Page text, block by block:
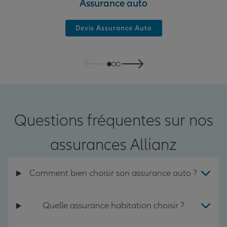
Assurance auto
Devis Assurance Auto
Questions fréquentes sur nos
assurances Allianz
Comment bien choisir son assurance auto ?
Quelle assurance habitation choisir ?